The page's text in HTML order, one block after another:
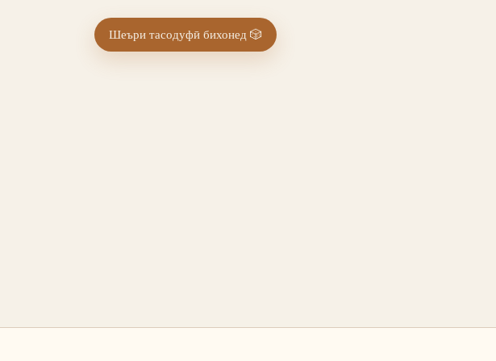
Шеъри тасодуфӣ бихонед 🎲